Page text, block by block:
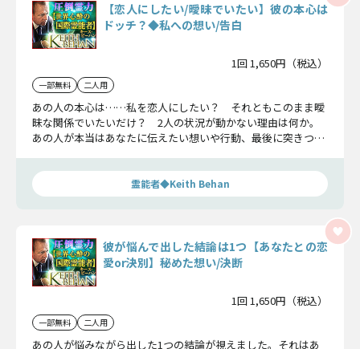
【恋人にしたい/曖昧でいたい】彼の本心は
ドッチ？◆私への想い/告白
1回 1,650円（税込）
一部無料 二人用
あの人の本心は……私を恋人にしたい？ それともこのまま曖
昧な関係でいたいだけ？ 2人の状況が動かない理由は何か。
あの人が本当はあなたに伝えたい想いや行動、最後に突きつけ
霊能者◆Keith Behan
彼が悩んで出した結論は1つ【あなたとの恋
愛or決別】秘めた想い/決断
1回 1,650円（税込）
一部無料 二人用
あの人が悩みながら出した1つの結論が視えました。それはあ